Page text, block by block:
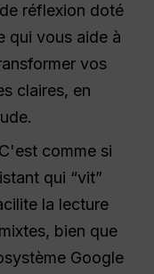
réflexion doté
qui vous aide à
vos
claires, en
comme si
qui “vit”
la lecture
bien que
Google